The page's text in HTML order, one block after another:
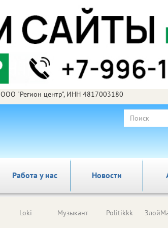
ООО "Регион центр", ИНН 4817003180
Работа у нас Новости
Loki Музыкант Politikkk